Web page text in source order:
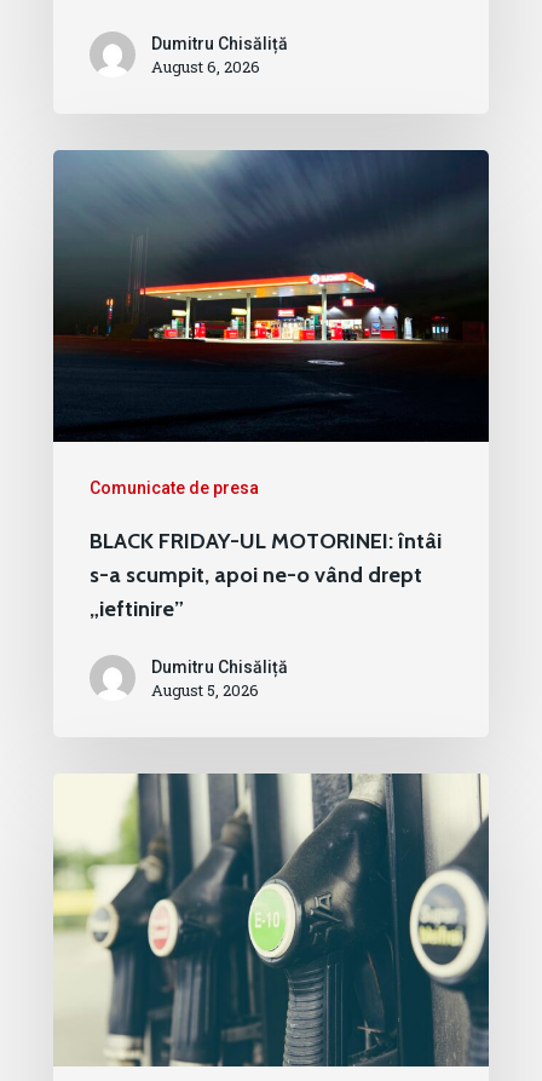
Dumitru Chisăliță
August 6, 2026
Comunicate de presa
BLACK FRIDAY-UL MOTORINEI: întâi
s-a scumpit, apoi ne-o vând drept
„ieftinire”
Dumitru Chisăliță
August 5, 2026